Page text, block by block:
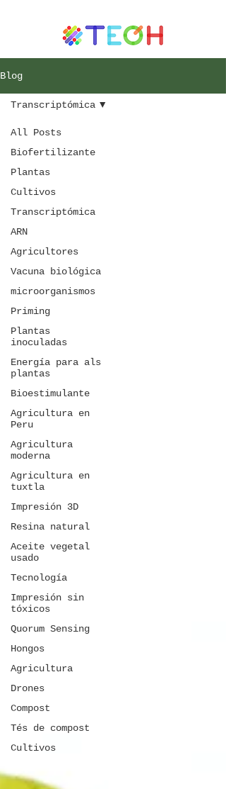
Blog
All Posts
Biofertilizante
Plantas
Cultivos
Transcriptómica
ARN
Agricultores
Vacuna biológica
microorganismos
Priming
Plantas
inoculadas
Energía para als
plantas
Bioestimulante
Agricultura en
Peru
Agricultura
moderna
Agricultura en
tuxtla
Impresión 3D
Resina natural
Aceite vegetal
usado
Tecnología
Impresión sin
tóxicos
Quorum Sensing
Hongos
Agricultura
Drones
Compost
Tés de compost
Cultivos
Transcriptómica